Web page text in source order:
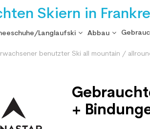
Skiern in
Langlaufski Abbau
benutzter Ski all mountain /
+